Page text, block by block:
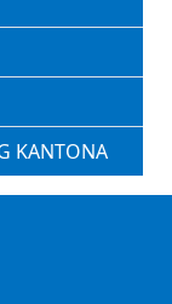
KANTONA